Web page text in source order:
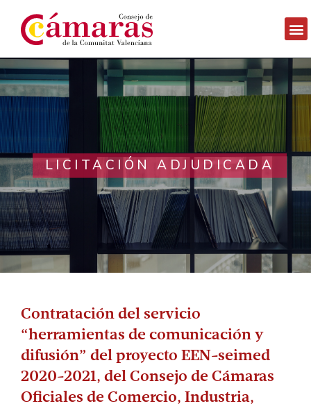
LICITACIÓN ADJUDICADA
Contratación del servicio
“herramientas de comunicación y
difusión” del proyecto EEN-seimed
2020-2021, del Consejo de Cámaras
Oficiales de Comercio, Industria,